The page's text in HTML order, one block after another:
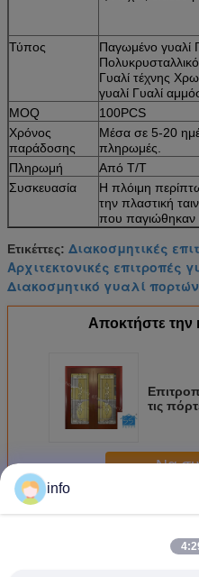
Τύπος
Παγωμένο γυαλί
Γυαλί τέχνης
γυαλί Γυαλί
MOQ
100PCS
Χρόνος
παράδοσης
Μέσα σε 5-20
πληρωμές.
Πληρωμή
Από T/T
Συσκευασία
Η πλόιμη
την πλαστική
που παγιώθηκαν
Ετικέττες: Διακοσμητικές
Αρχιτεκτονικές επιτροπές
Διακοσμητικό γυαλί πορτών
Αποκτήστε την
τις
Να
Περισσότεροι
info